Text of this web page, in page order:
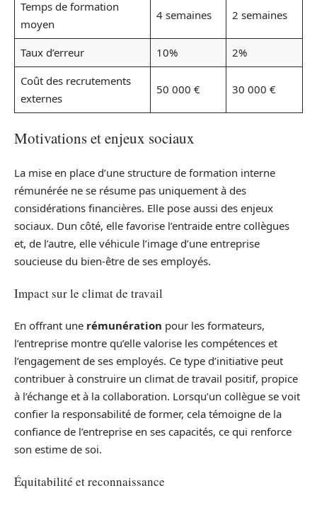
Temps de formation
moyen
4 semaines 2 semaines
Taux d’erreur 10%
2%
Coût des recrutements
externes
50 000 € 30 000 €
Motivations et enjeux sociaux
La mise en place d’une structure de formation interne
rémunérée ne se résume pas uniquement à des
considérations financières. Elle pose aussi des enjeux
sociaux. Dun côté, elle favorise l’entraide entre collègues
et, de l’autre, elle véhicule l’image d’une entreprise
soucieuse du bien-être de ses employés.
Impact sur le climat de travail
En offrant une rémunération pour les formateurs,
l’entreprise montre qu’elle valorise les compétences et
l’engagement de ses employés. Ce type d’initiative peut
contribuer à construire un climat de travail positif, propice
à l’échange et à la collaboration. Lorsqu’un collègue se voit
confier la responsabilité de former, cela témoigne de la
confiance de l’entreprise en ses capacités, ce qui renforce
son estime de soi.
Équitabilité et reconnaissance